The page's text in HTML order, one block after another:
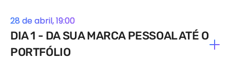
28 de abril, 19:00
DIA 1 - DA SUA MARCA PESSOAL ATÉ O
PORTFÓLIO